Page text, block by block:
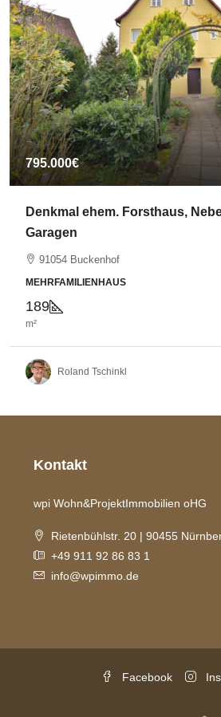
795.000€
Denkmal ehem. Forsthaus,
Garagen
91054 Buckenhof
MEHRFAMILIENHAUS
189
m²
Roland Tschinkl
Kontakt
wpi Wohn&ProjektImmobilien oHG
Rietenbühlstr. 20 | 90455
+49 911 92 86 83 1
info@wpimmo.de
Facebook